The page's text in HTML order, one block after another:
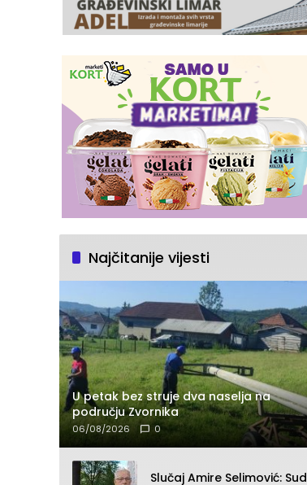
Najčitanije vijesti
U petak bez struje dva naselja na
području Zvornika
06/08/2026 0
Slučaj Amire Selimović: Sud